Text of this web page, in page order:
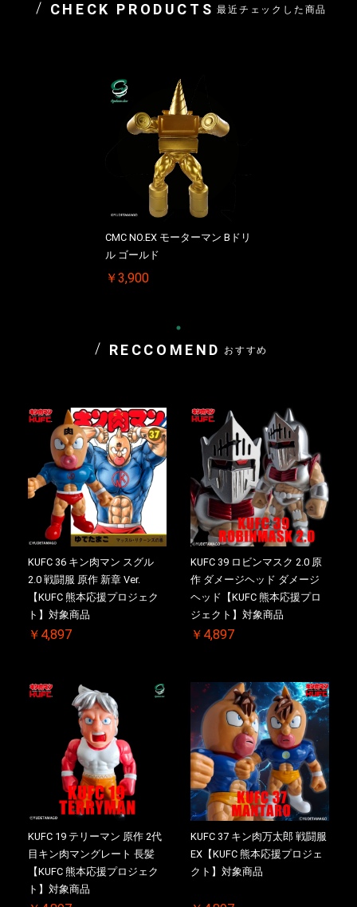
CHECK PRODUCTS 最近チェックした商品
CMC NO.EX モーターマン Bドリ
ル ゴールド
￥3,900
RECCOMEND おすすめ
KUFC 36 キン肉マン スグル
2.0 戦闘服 原作 新章 Ver.
【KUFC 熊本応援プロジェク
ト】対象商品
￥4,897
KUFC 39 ロビンマスク 2.0 原
作 ダメージヘッド ダメージ
ヘッド【KUFC 熊本応援プロ
ジェクト】対象商品
￥4,897
KUFC 19 テリーマン 原作 2代
目キン肉マングレート 長髪
【KUFC 熊本応援プロジェク
ト】対象商品
KUFC 37 キン肉万太郎 戦闘服
EX【KUFC 熊本応援プロジェ
クト】対象商品